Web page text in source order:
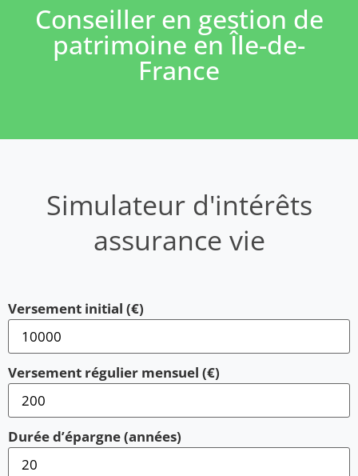
Conseiller en gestion de
patrimoine en Île-de-
France
Simulateur d'intérêts
assurance vie
Versement initial (€)
Versement régulier mensuel (€)
Durée d’épargne (années)